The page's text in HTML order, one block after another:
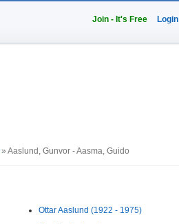
Join - It's Free Login
» Aaslund, Gunvor - Aasma, Guido
Ottar Aaslund (1922 - 1975)